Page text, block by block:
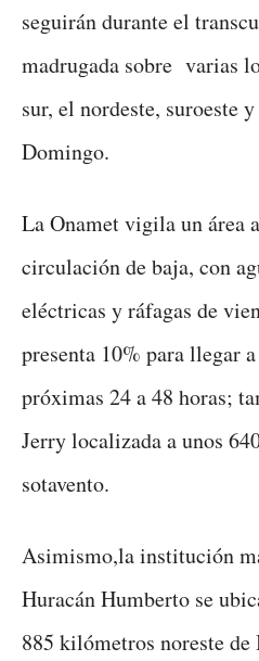
seguirán durante el
madrugada sobre varias
sur, el nordeste, suroeste
Domingo.
La Onamet vigila un área
circulación de baja, con
eléctricas y ráfagas de
presenta 10% para llegar
próximas 24 a 48 horas;
Jerry localizada a unos
sotavento.
Asimismo,la institución
Huracán Humberto se
885 kilómetros noreste